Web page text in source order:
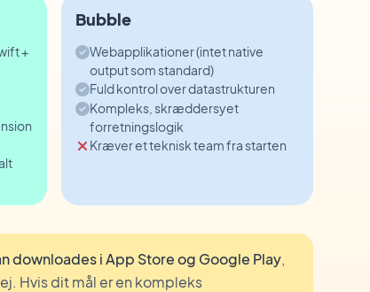
+
Bubble
Webapplikationer (intet native
output som standard)
Fuld kontrol over datastrukturen
Kompleks, skræddersyet
forretningslogik
Kræver et teknisk team fra starten
downloades i App Store og Google Play,
Hvis dit mål er en kompleks